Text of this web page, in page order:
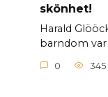
skönhet!
Harald
barndom var
0 345